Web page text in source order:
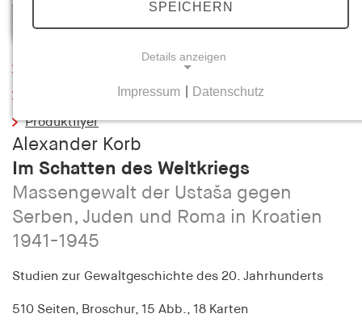
Inhaltsverzeichnis
Produktflyer
Alexander Korb
Im Schatten des Weltkriegs
Massengewalt der Ustaša gegen
Serben, Juden und Roma in Kroatien
1941-1945
Studien zur Gewaltgeschichte des 20. Jahrhunderts
510 Seiten, Broschur, 15 Abb., 18 Karten
SPEICHERN
Details anzeigen
Notwendige Cookies helfen dabei, eine Webseite
nutzbar zu machen, indem sie Grundfunktionen
wie Seitennavigation und Zugriff auf sichere
Bereiche der Webseite ermöglichen. Die Webseite
kann ohne diese Cookies nicht richtig
funktionieren.
cookie_consent
Impressum Datenschutz